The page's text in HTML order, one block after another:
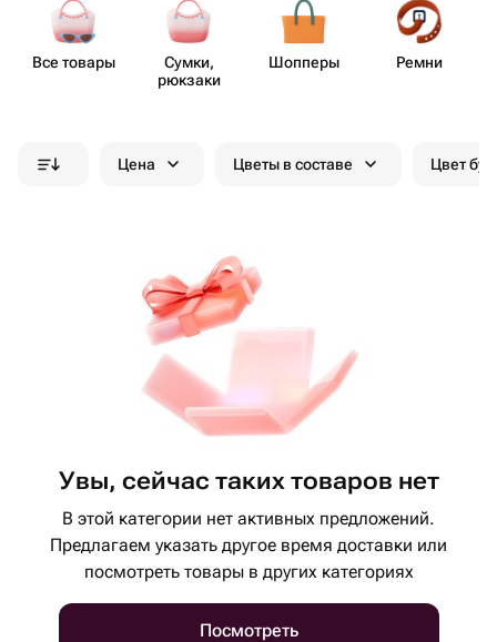
Все товары
Сумки,
рюкзаки
Шопперы Ремни
Цена Цветы в составе Цвет
Увы, сейчас таких товаров нет
В этой категории нет активных предложений.
Предлагаем указать другое время доставки или
посмотреть товары в других категориях
Посмотреть